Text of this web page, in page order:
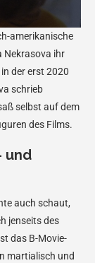
amerikanische
Nekrasova ihr
der erst 2020
schrieb
selbst auf dem
des Films.
und
auch schaut,
jenseits des
das B-Movie-
martialisch und